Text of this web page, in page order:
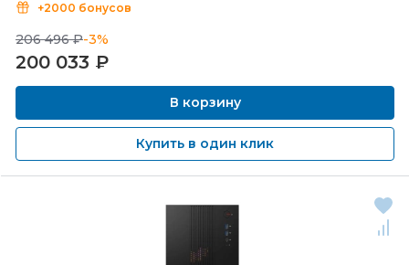
+2000 бонусов
206 496 ₽-3%
200 033 ₽
В корзину
Купить в один клик